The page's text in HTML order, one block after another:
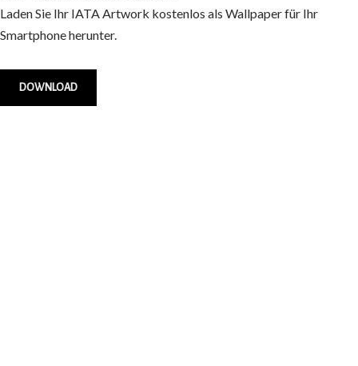
Laden Sie Ihr IATA Artwork kostenlos als Wallpaper für Ihr
Smartphone herunter.
DOWNLOAD